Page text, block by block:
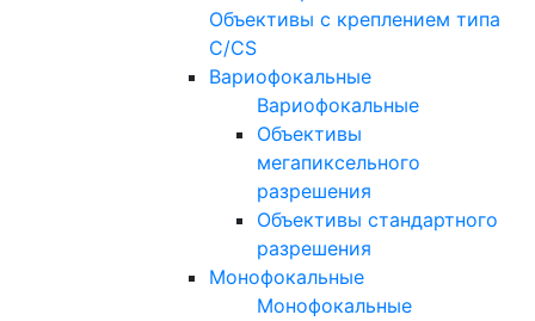
Объективы с креплением типа
C/CS
Вариофокальные
Вариофокальные
Объективы
мегапиксельного
разрешения
Объективы стандартного
разрешения
Монофокальные
Монофокальные